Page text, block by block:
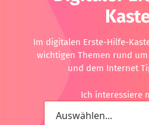
Im digitalen Erste-Hilfe-
wichtigen Themen rund
und dem Internet
Ich interessiere